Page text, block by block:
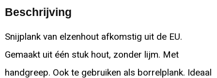
Beschrijving
Snijplank van elzenhout afkomstig uit de EU.
Gemaakt uit één stuk hout, zonder lijm. Met
handgreep. Ook te gebruiken als borrelplank. Ideaal